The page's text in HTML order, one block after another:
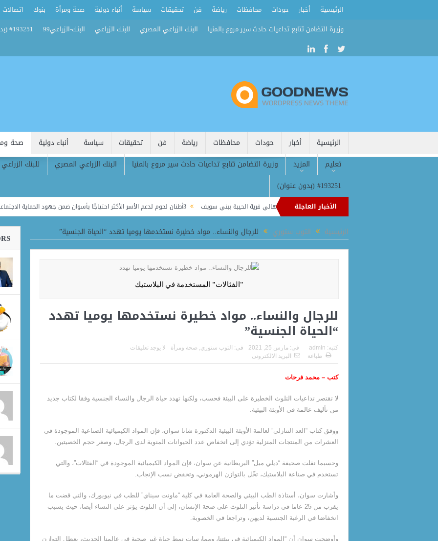
الرئيسية أخبار حوداث محافظات رياضة فن تحقيقات سياسة أنباء دولية صحة ومرأة بنوك
اتصالات
وزيرة التضامن تتابع تداعيات حادث سير مروع بالمنيا
البنك الزراعي المصري للبنك الزراعي البنك-الزراعي99 #193251 (بدون عنوان)
الرئيسية أخبار حوداث محافظات رياضة فن تحقيقات سياسة أنباء دولية
صحة
تعليم
المزيد وزيرة التضامن تتابع تداعيات حادث سير مروع بالمنيا البنك الزراعي المصري
للبنك الزراعي
#193251 (بدون عنوان)
الأخبار العاجلة
3أطنان لحوم لدعم الأسر الأكثر احتياجًا بأسوان ضمن جهود الحماية الاجتماعية
الرئيسية التوب ستوري للرجال والنساء.. مواد خطيرة نستخدمها يوميا تهدد “الحياة الجنسية”
"الفثالات" المستخدمة في البلاستيك
للرجال والنساء.. مواد خطيرة نستخدمها يوميا تهدد
“الحياة الجنسية”
كتبه: admin فى: مارس 25, 2021 فى: التوب ستوري صحة ومرأة
لا يوجد تعليقات
طباعة
البريد الالكترونى
كتب – محمد فرحات
لا تقتصر تداعيات التلوث الخطيرة على البيئة فحسب، ولكنها تهدد حياة الرجال والنساء الجنسية وفقا لكتاب جديد
من تأليف عالمة في الأوبئة البيئية.
ووفق كتاب “العد التنازلي” لعالمة الأوبئة البيئية الدكتورة شانا سوان، فإن المواد الكيميائية الصناعية الموجودة في
العشرات من المنتجات المنزلية تؤدي إلى انخفاض عدد الحيوانات المنوية لدى الرجال، وصغر حجم الخصيتين.
وحسبما نقلت صحيفة “ديلي ميل” البريطانية عن سوان، فإن المواد الكيميائية الموجودة في “الفثالات”، والتي
تستخدم في صناعة البلاستيك، تخّل بالتوازن الهرموني، وتخفض نسب الإنجاب.
وأشارت سوان، أستاذة الطب البيئي والصحة العامة في كلية “ماونت سيناي” للطب في نيويورك، والتي قضت ما
يقرب من 25 عاما في دراسة تأثير التلوث على صحة الإنسان، إلى أن التلوث يؤثر على النساء أيضا، حيث يسبب
انخفاضا في الرغبة الجنسية لديهن، وتراجعا في الخصوبة.
وأوضحت سوان أن “المواد الكيميائية في بيئتنا، وممارسات نمط حياة غير صحية في عالمنا الحديث، يعطل التوازن